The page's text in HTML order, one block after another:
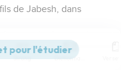
de Jabesh, dans
la conspiration qu'il a
des rois d'Israël.
Strong